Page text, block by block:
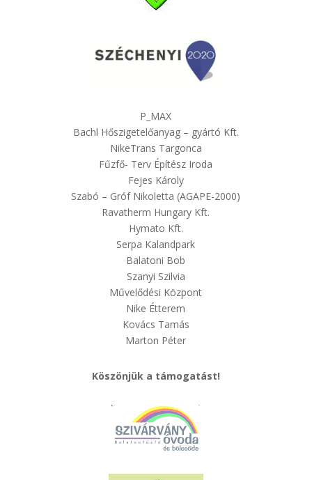
P_MAX
Bachl Hőszigetelőanyag – gyártó Kft.
NikeTrans Targonca
Fűzfő- Terv Építész Iroda
Fejes Károly
Szabó – Gróf Nikoletta (AGAPE-2000)
Ravatherm Hungary Kft.
Hymato Kft.
Serpa Kalandpark
Balatoni Bob
Szanyi Szilvia
Művelődési Központ
Nike Étterem
Kovács Tamás
Marton Péter
Köszönjük a támogatást!